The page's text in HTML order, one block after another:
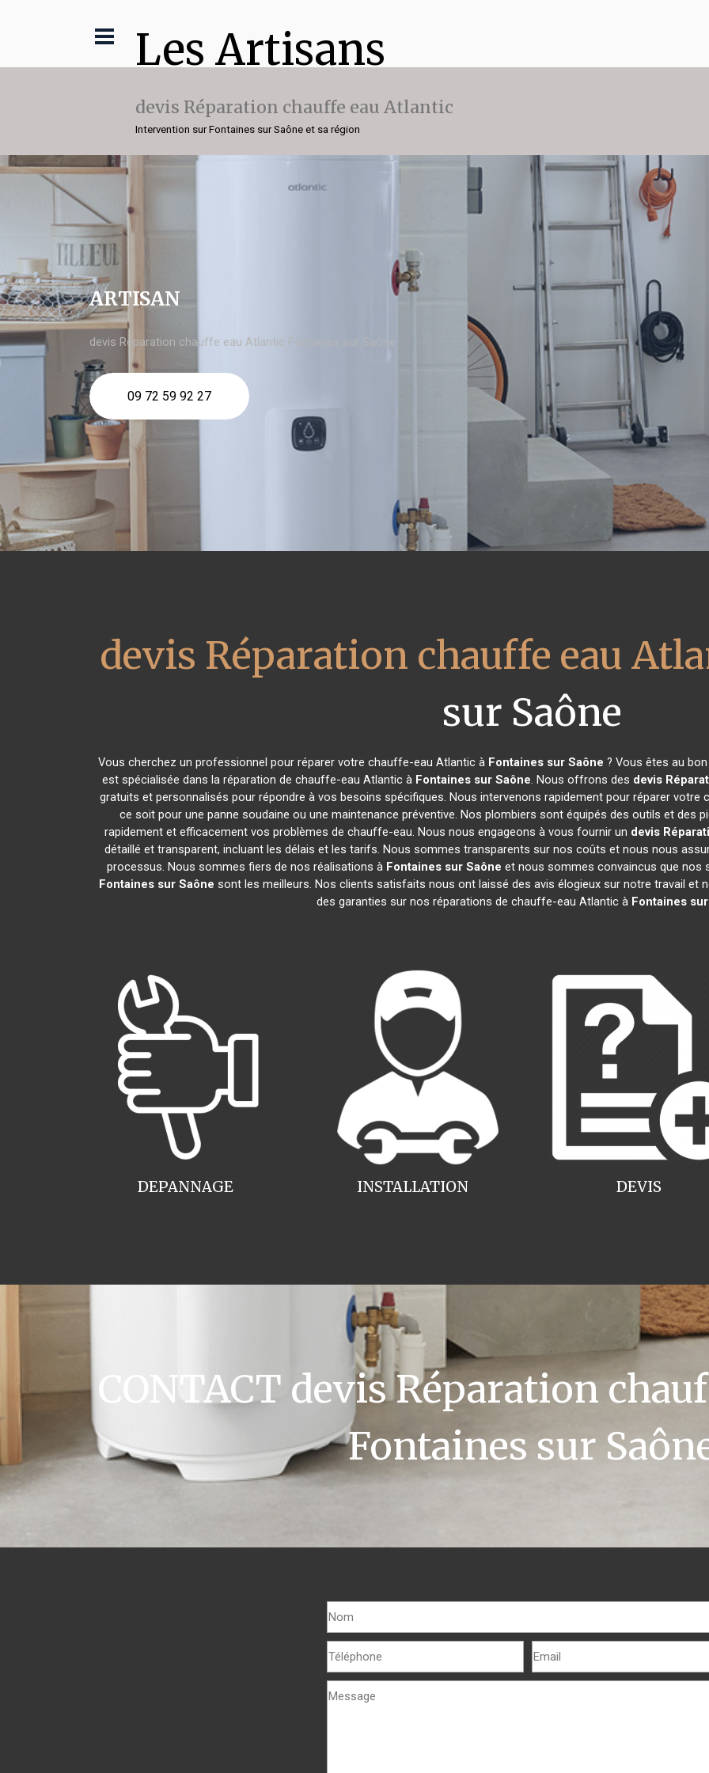
Les Artisans
devis Réparation chauffe eau Atlantic
Intervention sur Fontaines sur Saône et sa région
ARTISAN
devis Réparation chauffe eau Atlantic Fontaines sur Saône
09 72 59 92 27
devis Réparation chauffe eau
sur Saône
Vous cherchez un professionnel pour réparer votre chauffe-eau Atlantic à Fontaines sur Saône ? Vous êtes au
est spécialisée dans la réparation de chauffe-eau Atlantic à Fontaines sur Saône. Nous offrons des devis
gratuits et personnalisés pour répondre à vos besoins spécifiques. Nous intervenons rapidement pour réparer
ce soit pour une panne soudaine ou une maintenance préventive. Nos plombiers sont équipés des outils et des
rapidement et efficacement vos problèmes de chauffe-eau. Nous nous engageons à vous fournir un devis
détaillé et transparent, incluant les délais et les tarifs. Nous sommes transparents sur nos coûts et nous nous
processus. Nous sommes fiers de nos réalisations à Fontaines sur Saône et nous sommes convaincus que nos
Fontaines sur Saône sont les meilleurs. Nos clients satisfaits nous ont laissé des avis élogieux sur notre travail
des garanties sur nos réparations de chauffe-eau Atlantic à Fontaines
INSTALLATION
DEPANNAGE DEVIS
CONTACT devis Réparation
Fontaines sur